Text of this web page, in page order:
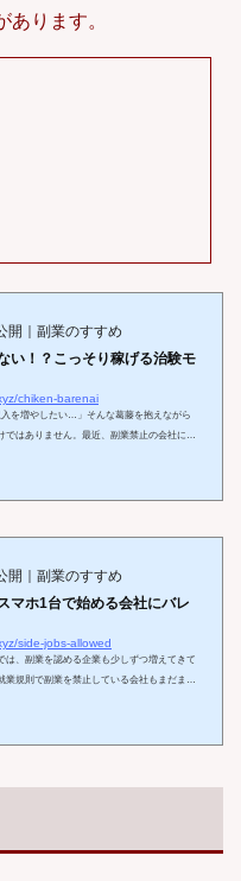
ります。
開｜副業のすすめ
い！？こっそり稼げる治験モ
chiken-barenai
入を増やしたい…」そんな葛藤を抱えながら
ではありません。最近、副業禁止の会社に勤
では、 ▼ この記事でわかること
治験モニターは副業にな
開｜副業のすすめ
マホ1台で始める会社にバレ
side-jobs-allowed
は、副業を認める企業も少しずつ増えてきて
業規則で副業を禁止している会社もまだまだ